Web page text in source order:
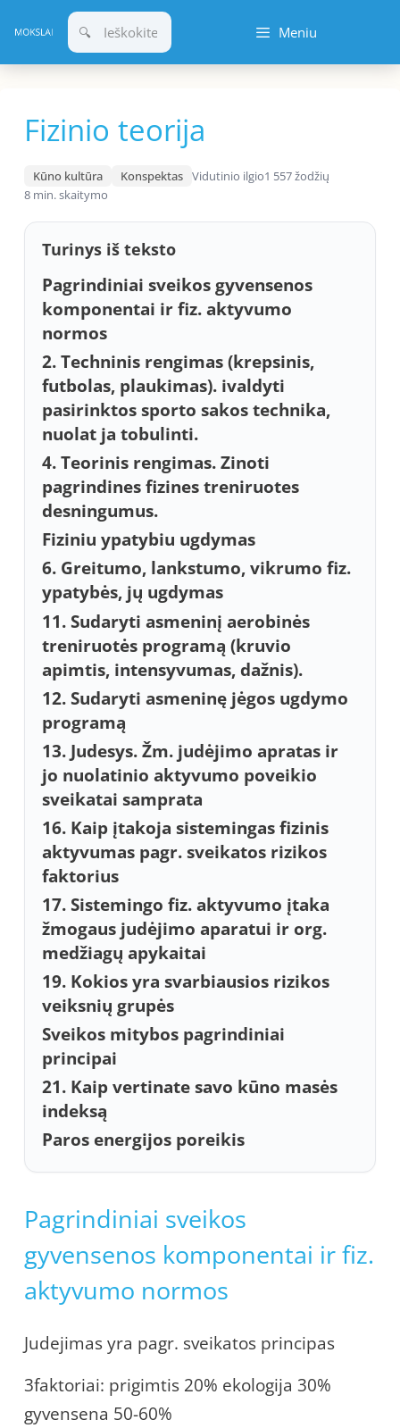
prie
turinio
Meniu
Fizinio teorija
Kūno kultūra Konspektas Vidutinio ilgio1 557 žodžių
8 min. skaitymo
Turinys iš teksto
Pagrindiniai sveikos gyvensenos
komponentai ir fiz. aktyvumo
normos
2. Techninis rengimas (krepsinis,
futbolas, plaukimas). ivaldyti
pasirinktos sporto sakos technika,
nuolat ja tobulinti.
4. Teorinis rengimas. Zinoti
pagrindines fizines treniruotes
desningumus.
Fiziniu ypatybiu ugdymas
6. Greitumo, lankstumo, vikrumo fiz.
ypatybės, jų ugdymas
11. Sudaryti asmeninį aerobinės
treniruotės programą (kruvio
apimtis, intensyvumas, dažnis).
12. Sudaryti asmeninę jėgos ugdymo
programą
13. Judesys. Žm. judėjimo apratas ir
jo nuolatinio aktyvumo poveikio
sveikatai samprata
16. Kaip įtakoja sistemingas fizinis
aktyvumas pagr. sveikatos rizikos
faktorius
17. Sistemingo fiz. aktyvumo įtaka
žmogaus judėjimo aparatui ir org.
medžiagų apykaitai
19. Kokios yra svarbiausios rizikos
veiksnių grupės
Sveikos mitybos pagrindiniai
principai
21. Kaip vertinate savo kūno masės
indeksą
Paros energijos poreikis
Pagrindiniai sveikos
gyvensenos komponentai ir fiz.
aktyvumo normos
Judejimas yra pagr. sveikatos principas
3faktoriai: prigimtis 20% ekologija 30%
gyvensena 50-60%